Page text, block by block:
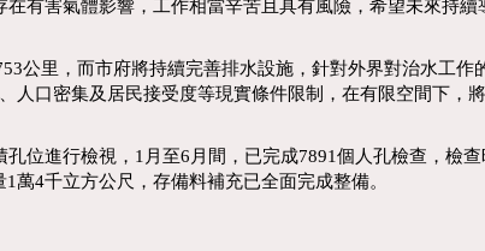
有害氣體影響，工作相當辛苦且具有風險，希望未來持
公里，而市府將持續完善排水設施，針對外界對治水工作
口密集及居民接受度等現實條件限制，在有限空間下，
位進行檢視，1月至6月間，已完成7891個人孔檢查，檢
4千立方公尺，存備料補充已全面完成整備。